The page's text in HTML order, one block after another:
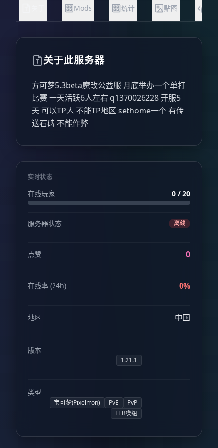
Mods 统计 贴图
关于此服务器
方可梦5.3beta魔改公益服 月底举办一个单打
比赛 一天活跃6人左右 q1370026228 开服5
天 可以TP人 不能TP地区 sethome一个 有传
送石碑 不能作弊
实时状态
在线玩家 0 / 20
服务器状态 离线
点赞 0
在线率 (24h) 0%
地区 中国
版本
1.21.1
类型
宝可梦(Pixelmon) PvE
PvP
FTB模组